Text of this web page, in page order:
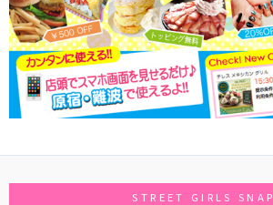
STREET GIRLS SNAP